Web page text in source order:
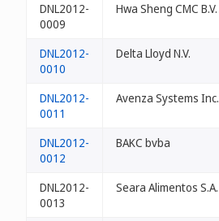
DNL2012-
0009
Hwa Sheng CMC B.V.
DNL2012-
0010
Delta Lloyd N.V.
DNL2012-
0011
Avenza Systems Inc.
DNL2012-
0012
BAKC bvba
DNL2012-
0013
Seara Alimentos S.A.